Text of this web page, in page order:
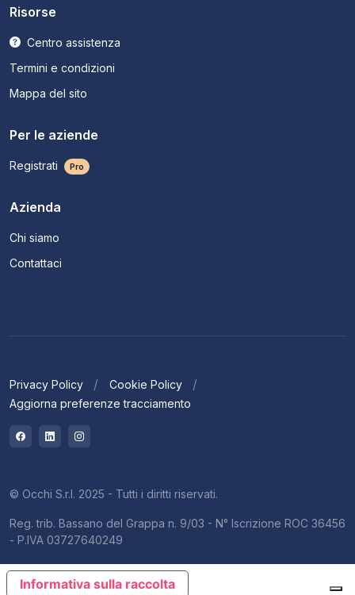
Risorse
Centro assistenza
Termini e condizioni
Mappa del sito
Per le aziende
Registrati Pro
Azienda
Chi siamo
Contattaci
Privacy Policy
Cookie Policy
Aggiorna preferenze tracciamento
© Occhi S.r.l. 2025 - Tutti i diritti riservati.
Reg. trib. Bassano del Grappa n. 9/03 - N° Iscrizione ROC 36456
- P.IVA 03727640249
Informativa sulla raccolta